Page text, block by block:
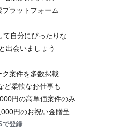
ラットフォーム
て自分にぴったりな
出会いましょう
ク案件を多数掲載
ど柔軟なお仕事も
円の高単価案件のみ
円のお祝い金贈呈
で登録